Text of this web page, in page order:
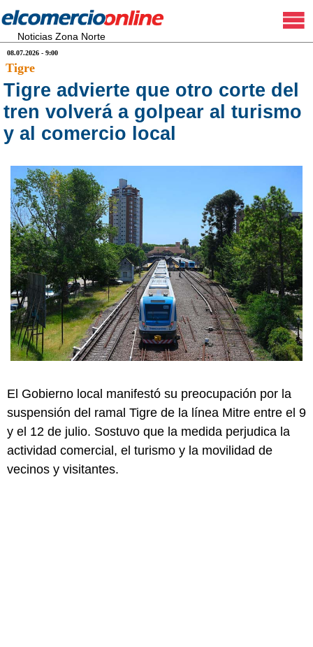
Noticias Zona Norte
08.07.2026 - 9:00
Tigre
Tigre advierte que otro corte del
tren volverá a golpear al turismo
y al comercio local
El Gobierno local manifestó su preocupación por la
suspensión del ramal Tigre de la línea Mitre entre el 9
y el 12 de julio. Sostuvo que la medida perjudica la
actividad comercial, el turismo y la movilidad de
vecinos y visitantes.